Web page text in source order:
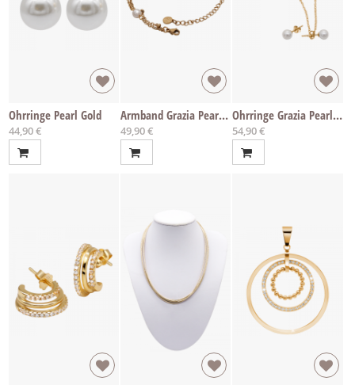
Ohrringe Pearl Gold
44,90 €
Armband Grazia Pearl Gold
49,90 €
Ohrringe Grazia Pearl Gold
54,90 €